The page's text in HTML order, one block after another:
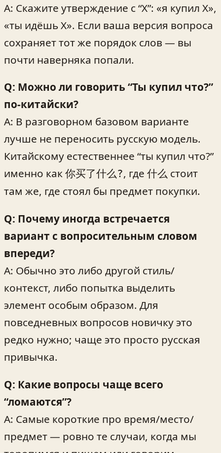
A: Скажите утверждение с “Х”: «я купил Х»,
«ты идёшь Х». Если ваша версия вопроса
сохраняет тот же порядок слов — вы
почти наверняка попали.
Q: Можно ли говорить “Ты купил что?”
по-китайски?
A: В разговорном базовом варианте
лучше не переносить русскую модель.
Китайскому естественнее “ты купил что?”
именно как 你买了什么?, где 什么 стоит
там же, где стоял бы предмет покупки.
Q: Почему иногда встречается
вариант с вопросительным словом
впереди?
A: Обычно это либо другой стиль/
контекст, либо попытка выделить
элемент особым образом. Для
повседневных вопросов новичку это
редко нужно; чаще это просто русская
привычка.
Q: Какие вопросы чаще всего
“ломаются”?
A: Самые короткие про время/место/
предмет — ровно те случаи, когда мы